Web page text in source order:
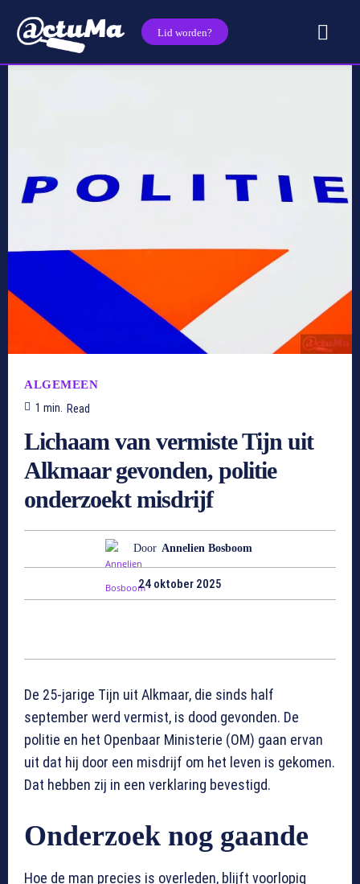
Lid worden?
ALGEMEEN
1 min. Read
Lichaam van vermiste Tijn uit
Alkmaar gevonden, politie
onderzoekt misdrijf
Door Annelien Bosboom
24 oktober 2025
De 25-jarige Tijn uit Alkmaar, die sinds half
september werd vermist, is dood gevonden. De
politie en het Openbaar Ministerie (OM) gaan ervan
uit dat hij door een misdrijf om het leven is gekomen.
Dat hebben zij in een verklaring bevestigd.
Onderzoek nog gaande
Hoe de man precies is overleden, blijft voorlopig